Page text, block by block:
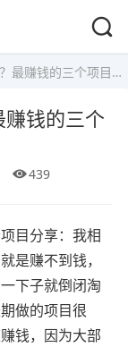
赚钱的三个项目分享
钱的三个
439
目分享：我相
是赚不到钱，
下子就倒闭淘
做的项目很
钱，因为大部